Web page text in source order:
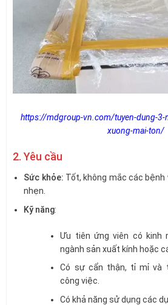
https://mdgroup-vn.com/tuyen-dung-3-
xuong-mai-ton/
2. Yêu cầu
Sức khỏe: Tốt, không mắc các
nhẹn.
Kỹ năng:
Ưu tiên ứng viên có kinh
ngành sản xuất kính hoặc
Có sự cẩn thận, tỉ mỉ và
công việc.
Có khả năng sử dụng các